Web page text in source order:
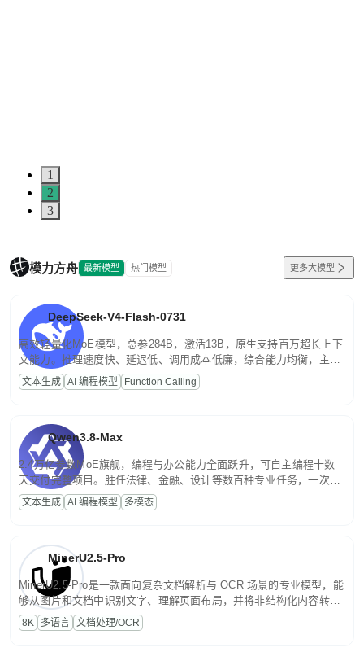
1
2
3
模力方舟 最新模型 热门模型 更多大模型
DeepSeek-V4-Flash-0731
高效轻量化MoE模型，总参284B，激活13B，原生支持百万超长上下
文能力。推理速度快、延迟低、调用成本低廉，综合能力均衡，主打
高并发、轻量化任务，适合日常对话、内容创作、基础 RAG、批量
文案处理等普惠刚需场景。
文本生成 AI 编程模型 Function Calling
Qwen3.8-Max
2.4万亿参数MoE旗舰，编程与办公能力全面跃升，可自主编程十数
天交付完整项目。胜任法律、金融、设计等数百种专业任务，一次对
话端到端交付生产级成果。原生视觉理解贯穿规划、执行与验证全流
程，支持超长文档与长视频的深度语义解析。长程任务中自主规划与
文本生成 AI 编程模型 多模态
MinerU2.5-Pro
MinerU2.5-Pro是一款面向复杂文档解析与 OCR 场景的专业模型，能
够从图片和文档中识别文字、理解页面布局，并将非结构化内容转换
为便于存储、检索和二次处理的结构化结果。
8K 多语言 文档处理/OCR